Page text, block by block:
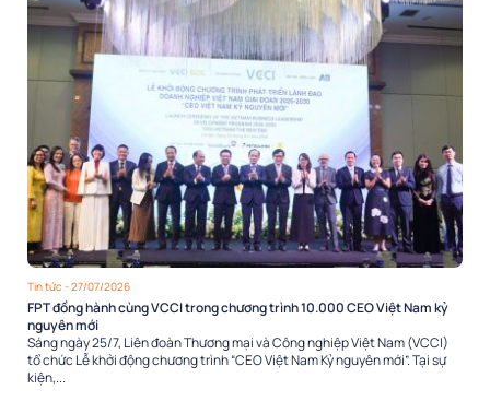
Tin tức - 27/07/2026
FPT đồng hành cùng VCCI trong chương trình 10.000 CEO Việt Nam kỷ
nguyên mới
Sáng ngày 25/7, Liên đoàn Thương mại và Công nghiệp Việt Nam (VCCI)
tổ chức Lễ khởi động chương trình “CEO Việt Nam Kỷ nguyên mới”. Tại sự
kiện,...